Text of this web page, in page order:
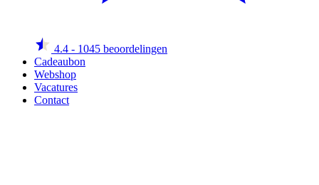
4.4 - 1045 beoordelingen
Cadeaubon
Webshop
Vacatures
Contact